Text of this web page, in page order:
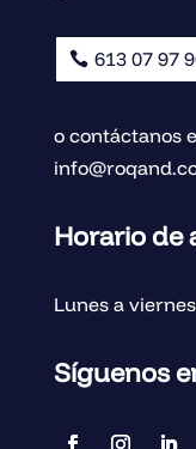
613 07 97
o contáctanos
Horario de
Lunes a
Síguenos